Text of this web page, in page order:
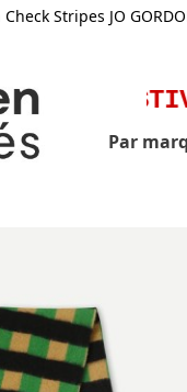
Stripes JO
Par